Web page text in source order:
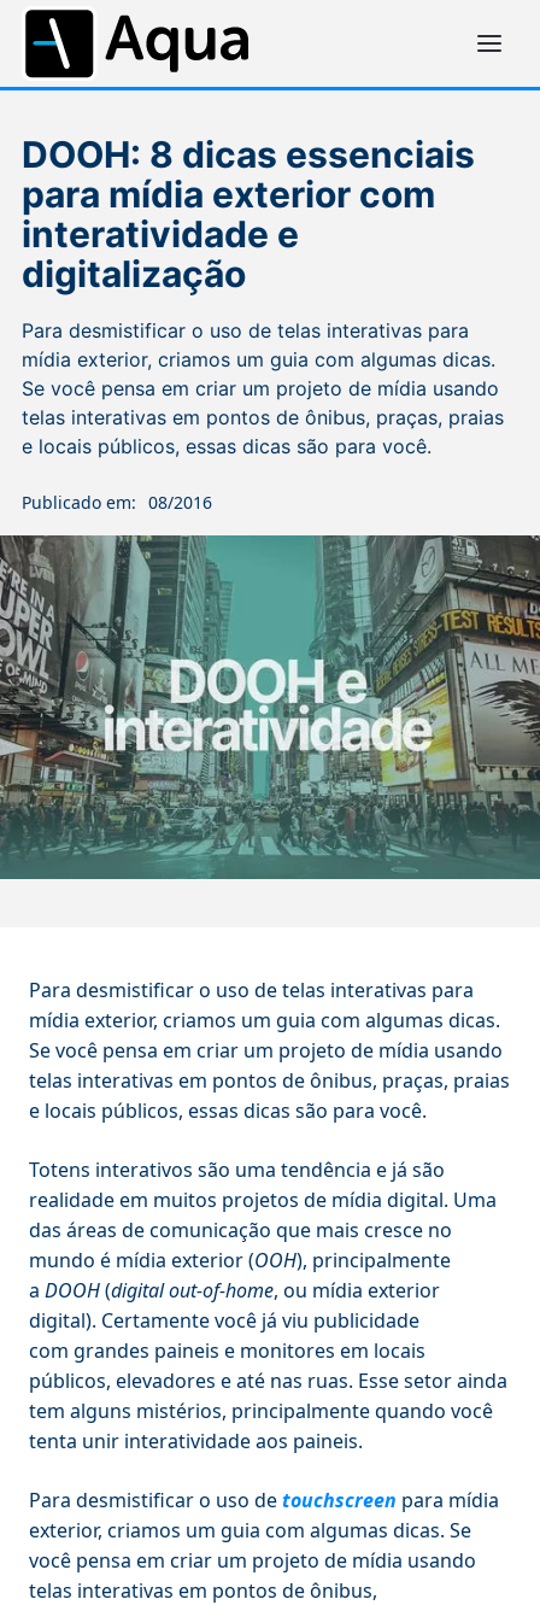
DOOH: 8 dicas essenciais
para mídia exterior com
interatividade e
digitalização
Para desmistificar o uso de telas interativas para
mídia exterior, criamos um guia com algumas dicas.
Se você pensa em criar um projeto de mídia usando
telas interativas em pontos de ônibus, praças, praias
e locais públicos, essas dicas são para você.
Publicado em: 08/2016
Para desmistificar o uso de telas interativas para
mídia exterior, criamos um guia com algumas dicas.
Se você pensa em criar um projeto de mídia usando
telas interativas em pontos de ônibus, praças, praias
e locais públicos, essas dicas são para você.
Totens interativos são uma tendência e já são
realidade em muitos projetos de mídia digital. Uma
das áreas de comunicação que mais cresce no
mundo é mídia exterior (OOH), principalmente
a DOOH(digital out-of-home, ou mídia exterior
digital). Certamente você já viu publicidade
com grandes paineis e monitores em locais
públicos, elevadores e até nas ruas. Esse setor ainda
tem alguns mistérios, principalmente quando você
tenta unir interatividade aos paineis.
Para desmistificar o uso detouchscreen para mídia
exterior, criamos um guia com algumas dicas. Se
você pensa em criar um projeto de mídia usando
telas interativas em pontos de ônibus,